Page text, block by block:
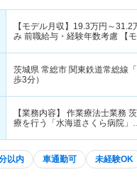
【モデル月収】 19.3万円～31.2
み 前職給与・経験年数考慮 【モ
茨城県 常総市 関東鉄道常総線
歩3分）
【業務内容】 作業療法士業務 茨城県の常総市で診
療を行う「水海道さくら病院
以内 車通勤可 未経験OK